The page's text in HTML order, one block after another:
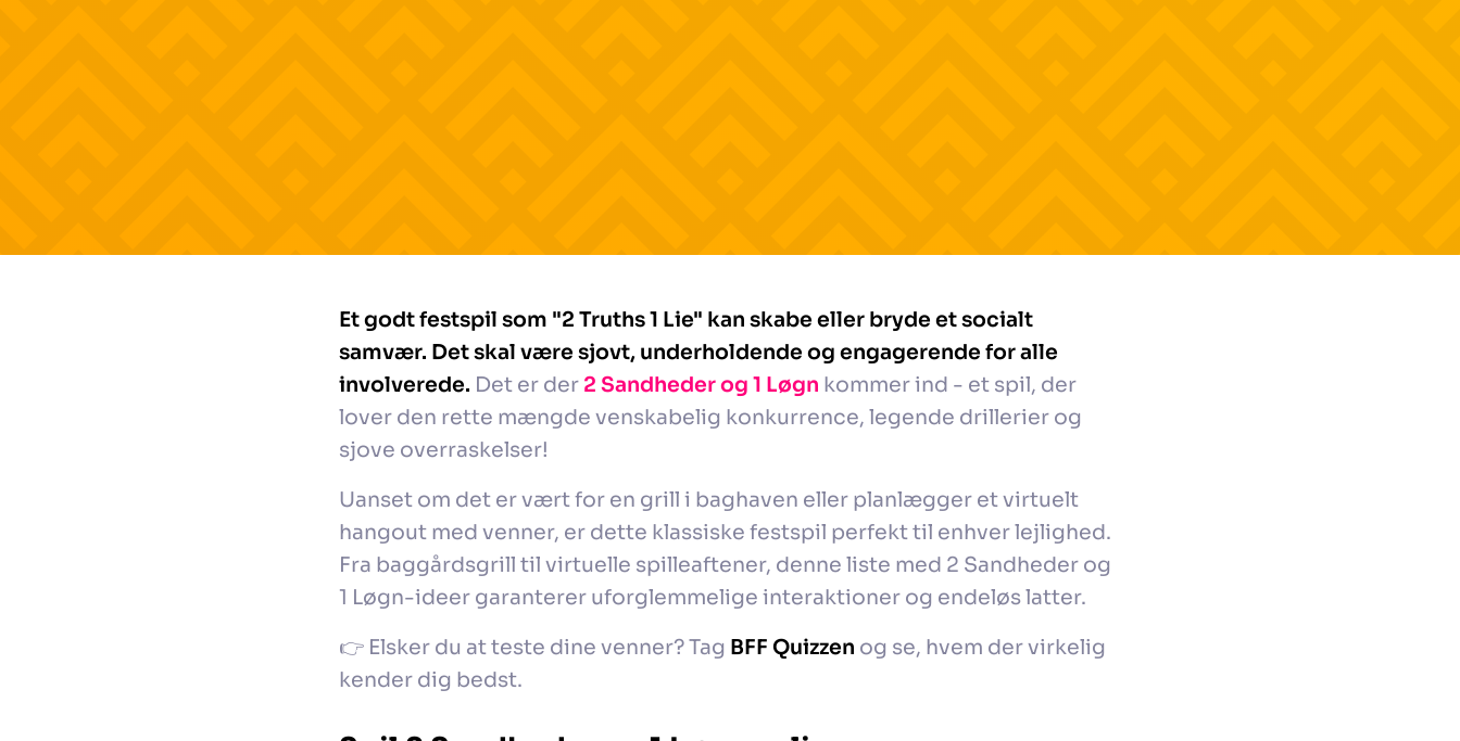
Et godt festspil som "2 Truths 1 Lie" kan skabe eller bryde et socialt
samvær. Det skal være sjovt, underholdende og engagerende for alle
involverede. Det er der 2 Sandheder og 1 Løgn kommer ind - et spil, der
lover den rette mængde venskabelig konkurrence, legende drillerier og
sjove overraskelser!
Uanset om det er vært for en grill i baghaven eller planlægger et virtuelt
hangout med venner, er dette klassiske festspil perfekt til enhver lejlighed.
Fra baggårdsgrill til virtuelle spilleaftener, denne liste med 2 Sandheder og
1 Løgn-ideer garanterer uforglemmelige interaktioner og endeløs latter.
👉 Elsker du at teste dine venner? Tag BFF Quizzen og se, hvem der virkelig
kender dig bedst.